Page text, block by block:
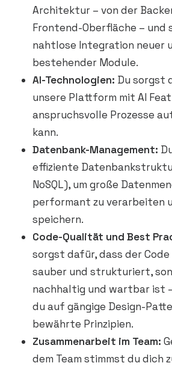
Architektur – von der
Frontend-Oberfläche – und
nahtlose Integration neuer
bestehender Module.
AI-Technologien: Du sorgst
unsere Plattform mit AI
anspruchsvolle Prozesse
kann.
Datenbank-Management:
effiziente
NoSQL), um große
performant zu verarbeiten
speichern.
Code-Qualität und Best
sorgst dafür, dass der
sauber und strukturiert,
nachhaltig und wartbar ist
du auf gängige Design-
bewährte Prinzipien.
Zusammenarbeit im Team:
dem Team stimmst du dich